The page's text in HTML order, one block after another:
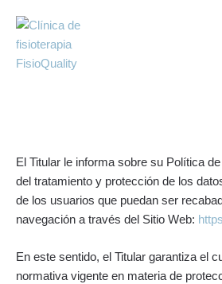
El Titular le informa sobre su Política
del tratamiento y protección de los
de los usuarios que puedan ser
navegación a través del Sitio Web:
En este sentido, el Titular garantiza el
normativa vigente en materia de